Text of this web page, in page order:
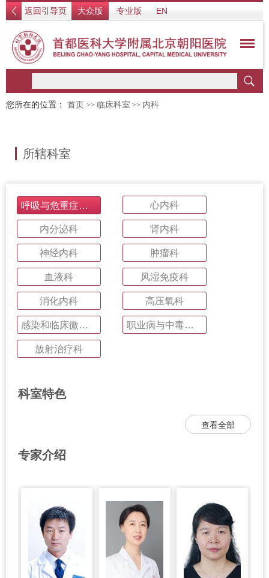
返回引导页 大众版 专业版 EN
您所在的位置： 首页 >> 临床科室 >> 内科
所辖科室
呼吸与危重症医学科 心内科
内分泌科 肾内科
神经内科 肿瘤科
血液科 风湿免疫科
消化内科 高压氧科
感染和临床微生物科 职业病与中毒医学科
放射治疗科
科室特色
查看全部
专家介绍